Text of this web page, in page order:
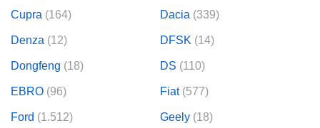
Cupra (164) Dacia (339)
Denza (12) DFSK (14)
Dongfeng (18) DS (110)
EBRO (96) Fiat(577)
Ford (1.512) Geely (18)